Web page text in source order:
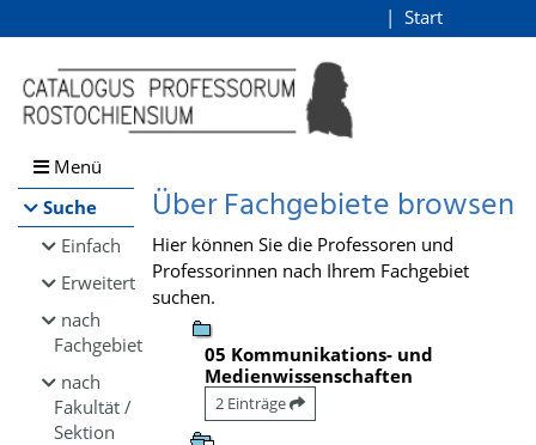
Browsen
direkt zum Inhalt
Start
Menü
Suche
Einfach
Erweitert
nach
Fachgebiet
nach
Fakultät /
Sektion
Über Fachgebiete browsen
Hier können Sie die Professoren und
Professorinnen nach Ihrem Fachgebiet
suchen.
05 Kommunikations- und
Medienwissenschaften
2 Einträge